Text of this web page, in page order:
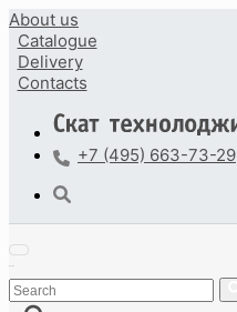
About us
Catalogue
Delivery
Contacts
+7 (495) 663-73-29